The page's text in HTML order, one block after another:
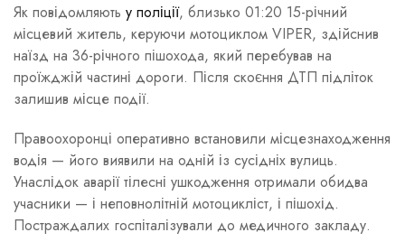
Як повідомляють у поліції, близько 01:20 15-річний
місцевий житель, керуючи мотоциклом VIPER, здійснив
наїзд на 36-річного пішохода, який перебував на
проїжджій частині дороги. Після скоєння ДТП підліток
залишив місце події.
Правоохоронці оперативно встановили місцезнаходження
водія — його виявили на одній із сусідніх вулиць.
Унаслідок аварії тілесні ушкодження отримали обидва
учасники — і неповнолітній мотоцикліст, і пішохід.
Постраждалих госпіталізували до медичного закладу.